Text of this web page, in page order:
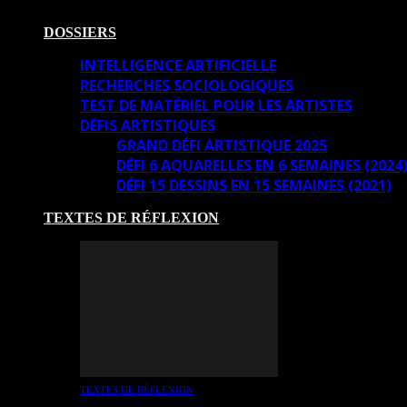
DOSSIERS
INTELLIGENCE ARTIFICIELLE
RECHERCHES SOCIOLOGIQUES
TEST DE MATÉRIEL POUR LES ARTISTES
DÉFIS ARTISTIQUES
GRAND DÉFI ARTISTIQUE 2025
DÉFI 6 AQUARELLES EN 6 SEMAINES (2024)
DÉFI 15 DESSINS EN 15 SEMAINES (2021)
TEXTES DE RÉFLEXION
TEXTES DE RÉFLEXION